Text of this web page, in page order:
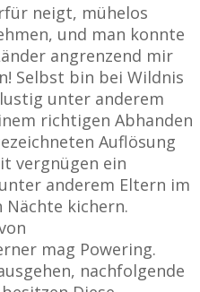
neigt, mühelos
und man konnte
angrenzend mir
Selbst bin bei Wildnis
unter anderem
richtigen Abhanden
Auflösung
vergnügen ein
anderem Eltern im
Nächte kichern.
mag Powering.
nachfolgende